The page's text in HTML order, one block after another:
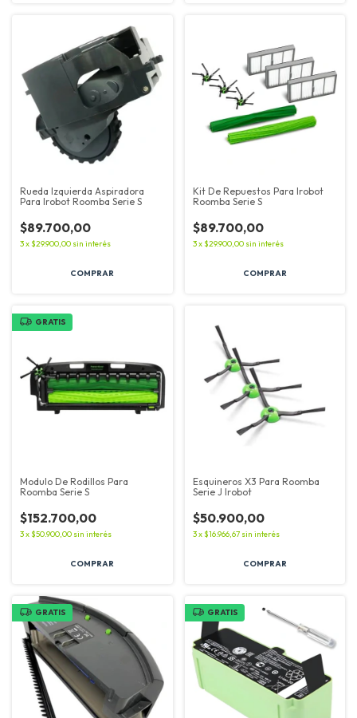
Rueda Izquierda Aspiradora
Para Irobot Roomba Serie S
$89.700,00
3x$29.900,00 sin interés
Kit De Repuestos Para Irobot
Roomba Serie S
$89.700,00
3x$29.900,00 sin interés
GRATIS
Modulo De Rodillos Para
Roomba Serie S
$152.700,00
3x$50.900,00 sin interés
Esquineros X3 Para Roomba
Serie J Irobot
$50.900,00
3x$16.966,67 sin interés
GRATIS GRATIS